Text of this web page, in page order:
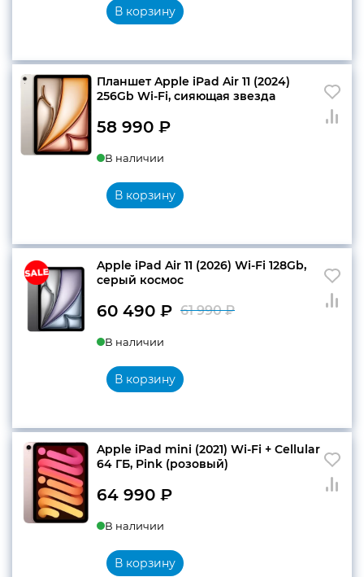
В корзину
Планшет Apple iPad Air 11 (2024)
256Gb Wi-Fi, сияющая звезда
58 990 ₽
В наличии
В корзину
Apple iPad Air 11 (2026) Wi-Fi 128Gb,
серый космос
61 990₽
60 490 ₽
В наличии
В корзину
Apple iPad mini (2021) Wi-Fi + Cellular
64 ГБ, Pink (розовый)
64 990 ₽
В наличии
В корзину